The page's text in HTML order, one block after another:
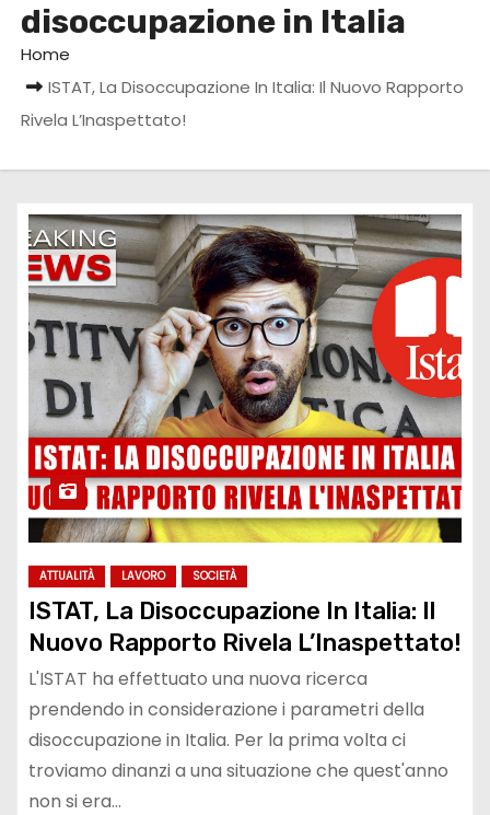
disoccupazione in Italia
Home
ISTAT, La Disoccupazione In Italia: Il Nuovo Rapporto
Rivela L’Inaspettato!
ATTUALITÀ LAVORO SOCIETÀ
ISTAT, La Disoccupazione In Italia: Il
Nuovo Rapporto Rivela L’Inaspettato!
L'ISTAT ha effettuato una nuova ricerca
prendendo in considerazione i parametri della
disoccupazione in Italia. Per la prima volta ci
troviamo dinanzi a una situazione che quest'anno
non si era…